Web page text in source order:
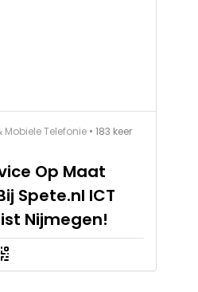
Mobiele Telefonie• 183 keer
Op Maat
Spete.nl ICT
Nijmegen!